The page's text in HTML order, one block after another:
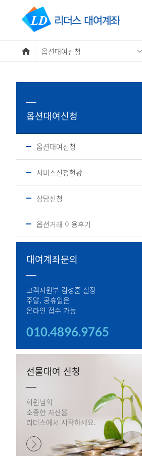
옵션대여신청
옵션대여신청
옵션대여신청
서비스신청현황
상담신청
옵션거래 이용후기
대여계좌문의
고객지원부 김성훈 실장
주말, 공휴일은
온라인 접수 가능
010.4896.9765
선물대여 신청
회원님의
소중한 자산을
리더스에서 시작하세요.